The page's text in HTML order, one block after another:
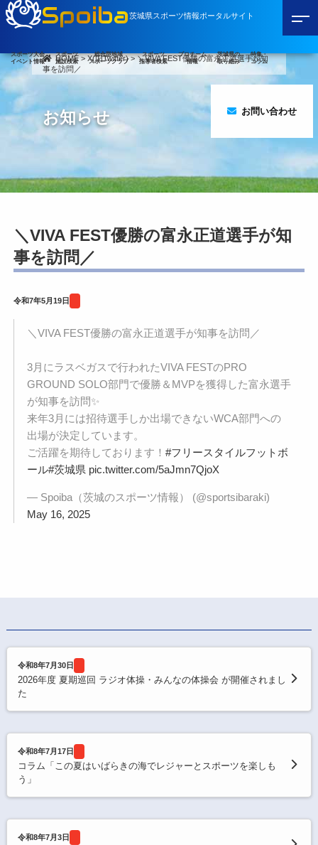
Spoiba茨城県スポーツ情報ポータルサイト
スポーツ大会
イベント情報
スポーツ
施設検索
総合型地域
スポーツクラブ
スポーツ
指導者検索
プロチーム
情報
茨城県の
取り組み
特集・
コラム
お問い合わせ
HOME>X(旧Twitter)>＼VIVA FEST優勝の富永正道選手が知
事を訪問／
お知らせ
＼VIVA FEST優勝の富永正道選手が知
事を訪問／
令和7年5月19日
＼VIVA FEST優勝の富永正道選手が知事を訪問／
3月にラスベガスで行われたVIVA FESTのPRO
GROUND SOLO部門で優勝＆MVPを獲得した富永選手
が知事を訪問✨
来年3月には招待選手しか出場できないWCA部門への
出場が決定しています。
ご活躍を期待しております！ #フリースタイルフットボ
ール#茨城県 pic.twitter.com/5aJmn7QjoX
— Spoiba（茨城のスポーツ情報） (@sportsibaraki)
May 16, 2025
令和8年7月30日
2026年度 夏期巡回 ラジオ体操・みんなの体操会 が開催されまし
た
令和8年7月17日
コラム「この夏はいばらきの海でレジャーとスポーツを楽しも
う」
令和8年7月3日